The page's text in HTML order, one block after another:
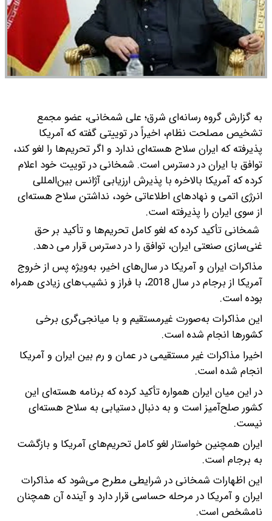
به گزارش گروه رسانه‌ای شرق؛ علی شمخانی، عضو مجمع
تشخیص مصلحت نظام، اخیراً در توییتی گفته که آمریکا
پذیرفته که ایران سلاح هسته‌ای ندارد و اگر تحریم‌ها را لغو کند،
توافق با ایران در دسترس است. شمخانی در توییت خود اعلام
کرده که آمریکا بالاخره با پذیرش ارزیابی آژانس بین‌المللی
انرژی اتمی و نهادهای اطلاعاتی خود، نداشتن سلاح هسته‌ای
از سوی ایران را پذیرفته است.
شمخانی تأکید کرده که لغو کامل تحریم‌ها و تأکید بر حق
غنی‌سازی صنعتی ایران، توافق را در دسترس قرار می دهد.
مذاکرات ایران و آمریکا در سال‌های اخیر، به‌ویژه پس از خروج
آمریکا از برجام در سال 2018، با فراز و نشیب‌های زیادی همراه
بوده است.
این مذاکرات به‌صورت غیرمستقیم و با میانجی‌گری برخی
کشورها انجام شده است.
اخیرا مذاکرات غیر مستقیمی در عمان و رم بین ایران و آمریکا
انجام شده است.
در این میان ایران همواره تأکید کرده که برنامه هسته‌ای این
کشور صلح‌آمیز است و به دنبال دستیابی به سلاح هسته‌ای
نیست.
ایران همچنین خواستار لغو کامل تحریم‌های آمریکا و بازگشت
به برجام است.
این اظهارات شمخانی در شرایطی مطرح می‌شود که مذاکرات
ایران و آمریکا در مرحله حساسی قرار دارد و آینده آن همچنان
نامشخص است.